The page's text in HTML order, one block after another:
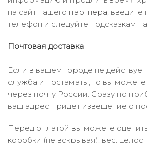
на сайт нашего партнера, введите
телефон и следуйте подсказкам
Почтовая доставка
Если в вашем городе не
служба и постаматы, то вы можете
через почту России. Сразу по
ваш адрес придет извещение о
Перед оплатой вы можете
коробки (не вскрывая): вес,